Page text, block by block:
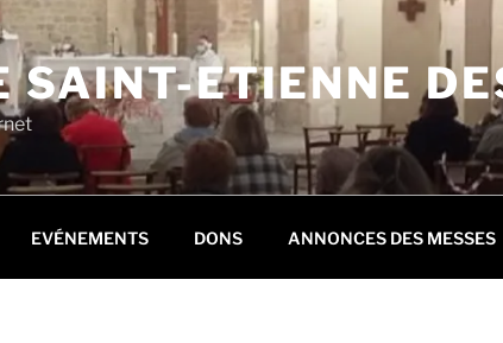
SAINT-ETIENNE
EVÉNEMENTS DONS ANNONCES DES MESSES